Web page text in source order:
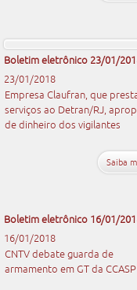
Boletim eletrônico 23/01/
23/01/2018
Empresa Claufran, que
serviços ao Detran/RJ,
de dinheiro dos vigilantes
Saiba
Boletim eletrônico 16/01/
16/01/2018
CNTV debate guarda de
armamento em GT da CCASP